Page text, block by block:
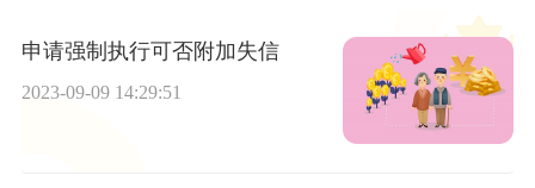
申请强制执行可否附加失信
2023-09-09 14:29:51